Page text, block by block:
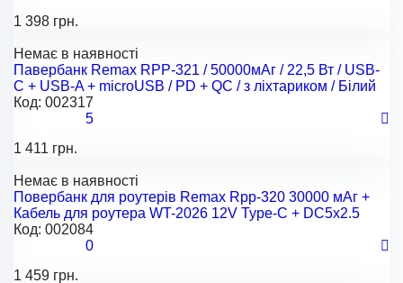
1 398 грн.
Немає в наявності
Павербанк Remax RPP-321 / 50000мАг / 22,5 Вт / USB-
C + USB-A + microUSB / PD + QC / з ліхтариком / Білий
Код: 002317
5
1 411 грн.
Немає в наявності
Повербанк для роутерів Remax Rpp-320 30000 мАг +
Кабель для роутера WT-2026 12V Type-C + DC5x2.5
Код: 002084
0
1 459 грн.